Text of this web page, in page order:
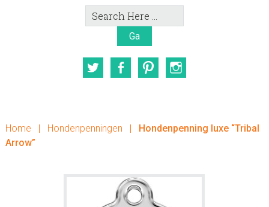
Search
Here
TwitterFacebookPinterest
Home | Hondenpenningen |
Hondenpenning luxe “Tribal
Arrow”